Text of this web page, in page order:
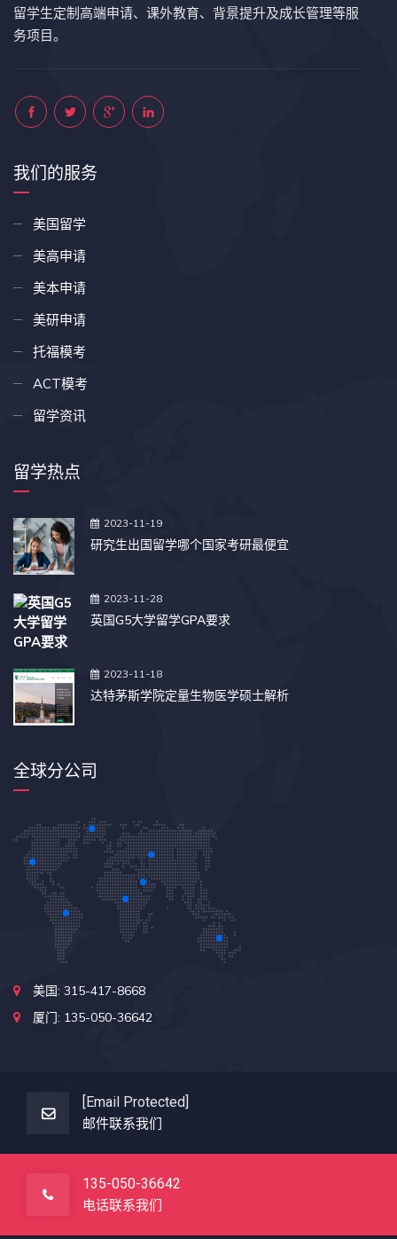
留学生定制高端申请、课外教育、背景提升及成长管理等服
务项目。
我们的服务
美国留学
美高申请
美本申请
美研申请
托福模考
ACT模考
留学资讯
留学热点
2023-11-19
研究生出国留学哪个国家考研最便宜
2023-11-28
英国G5大学留学GPA要求
2023-11-18
达特茅斯学院定量生物医学硕士解析
全球分公司
美国: 315-417-8668
厦门: 135-050-36642
[email Protected]
邮件联系我们
135-050-36642
电话联系我们